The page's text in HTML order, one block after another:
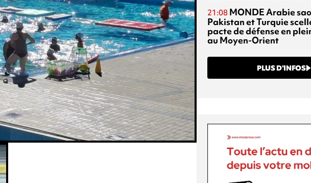
21:08 MONDEArabie
Pakistan et Turquie
pacte de défense en
au Moyen-Orient
PLUS D’INFOS